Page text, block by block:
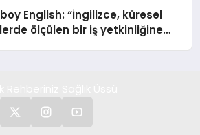
English: “İngilizce, küresel
ölçülen bir iş yetkinliğine